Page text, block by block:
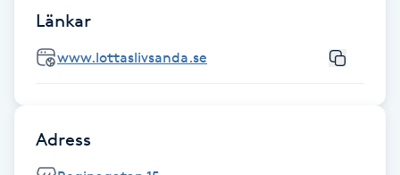
Gelenaglar
Länkar
www.lottaslivsanda.se
Adress